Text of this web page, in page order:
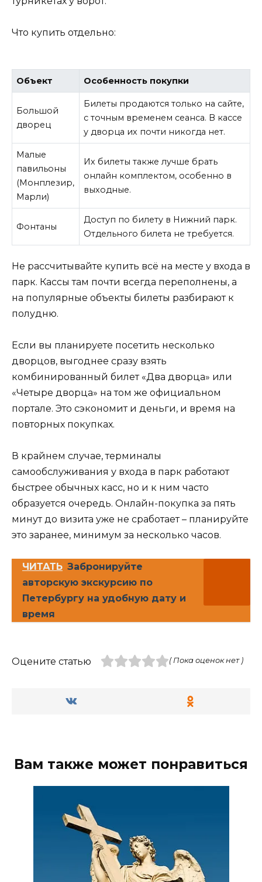
Что купить отдельно:
Объект Особенность покупки
Большой
дворец
Билеты продаются только на сайте,
с точным временем сеанса. В кассе
у дворца их почти никогда нет.
Малые
павильоны
(Монплезир,
Марли)
Их билеты также лучше брать
онлайн комплектом, особенно в
выходные.
Фонтаны
Доступ по билету в Нижний парк.
Отдельного билета не требуется.
Не рассчитывайте купить всё на месте у входа в
парк. Кассы там почти всегда переполнены, а
на популярные объекты билеты разбирают к
полудню.
Если вы планируете посетить несколько
дворцов, выгоднее сразу взять
комбинированный билет «Два дворца» или
«Четыре дворца» на том же официальном
портале. Это сэкономит и деньги, и время на
повторных покупках.
В крайнем случае, терминалы
самообслуживания у входа в парк работают
быстрее обычных касс, но и к ним часто
образуется очередь. Онлайн-покупка за пять
минут до визита уже не сработает – планируйте
это заранее, минимум за несколько часов.
ЧИТАТЬ Забронируйте
авторскую экскурсию по
Петербургу на удобную дату и
время
Оцените статью ( Пока оценок нет )
Вам также может понравиться